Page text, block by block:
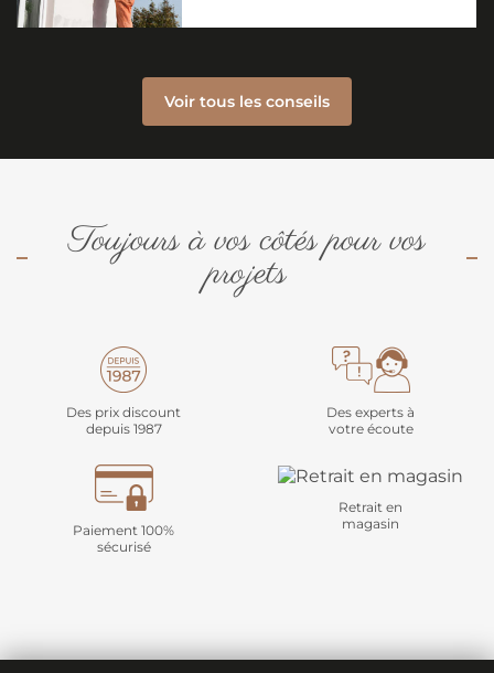
Voir tous les conseils
Toujours à vos côtés pour vos
projets
Des prix discount
depuis 1987
Des experts à
votre écoute
Paiement 100%
sécurisé
Retrait en
magasin